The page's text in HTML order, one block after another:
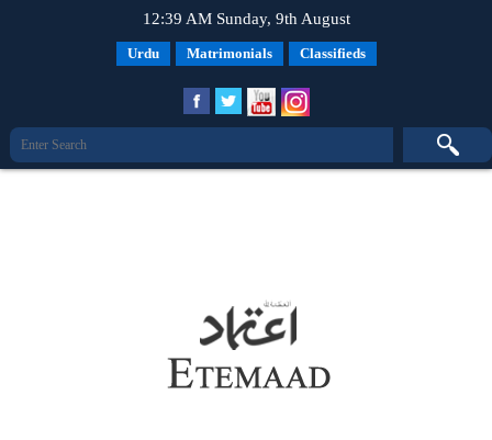
12:39 AM Sunday, 9th August
Urdu Matrimonials Classifieds